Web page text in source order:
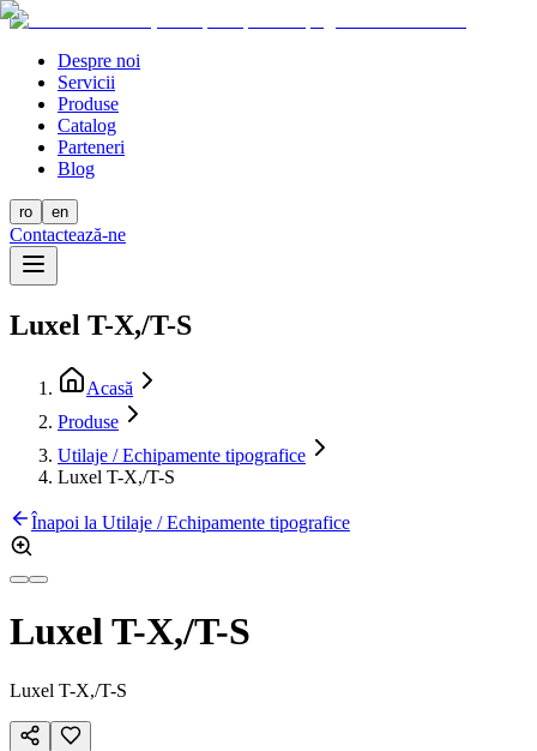
Despre noi
Servicii
Produse
Catalog
Parteneri
Blog
ro en
Contactează-ne
Luxel T-X,/T-S
Acasă
Produse
Utilaje / Echipamente tipografice
Luxel T-X,/T-S
Înapoi la Utilaje / Echipamente tipografice
Luxel T-X,/T-S
Luxel T-X,/T-S